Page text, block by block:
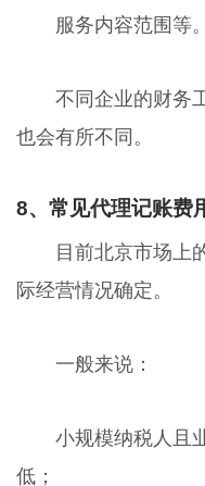
服务内容范围等。
不同企业的财务
也会有所不同。
8、常见代理记账费
目前北京市场上
际经营情况确定。
一般来说：
小规模纳税人且
低；